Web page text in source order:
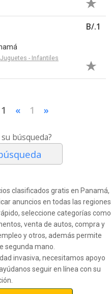
Juguetes - Infantiles
B/.1
« 1 »
búsqueda?
clasificados gratis en Panamá,
anuncios en todas las regiones
seleccione categorías como
venta de autos, compra y
y otros, además permite
segunda mano.
invasiva, necesitamos apoyo
seguir en línea con su